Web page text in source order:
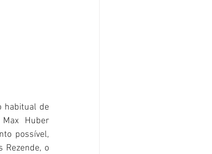
habitual de
Huber
possível,
Rezende, o